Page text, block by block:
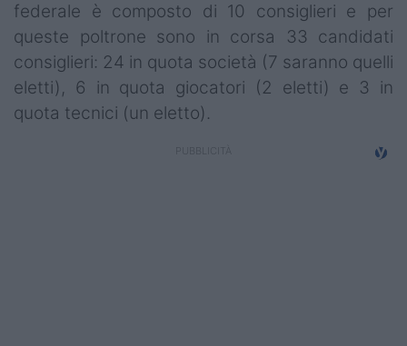
federale è composto di 10 consiglieri e per
queste poltrone sono in corsa 33 candidati
consiglieri: 24 in quota società (7 saranno quelli
eletti), 6 in quota giocatori (2 eletti) e 3 in
quota tecnici (un eletto).